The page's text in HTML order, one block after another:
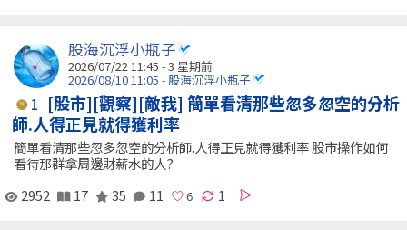
股海沉浮小瓶子
2026/07/22 11:45 - 3 星期前
2026/08/10 11:05 - 股海沉浮小瓶子
1
[股市][觀察][敵我] 簡單看清那些忽多忽空的分析
師.人得正見就得獲利率
簡單看清那些忽多忽空的分析師.人得正見就得獲利率 股市操作如何
看待那群拿周邊財薪水的人?
2952
17 35 11 1